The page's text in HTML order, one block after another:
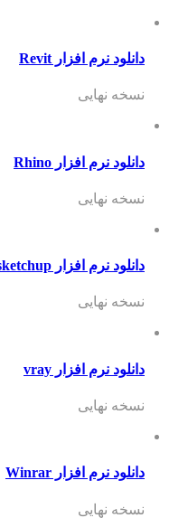
دانلود نرم افزار Revit
نسخه نهایی
دانلود نرم افزار Rhino
نسخه نهایی
دانلود نرم افزار sketchup
نسخه نهایی
دانلود نرم افزار vray
نسخه نهایی
دانلود نرم افزار Winrar
نسخه نهایی